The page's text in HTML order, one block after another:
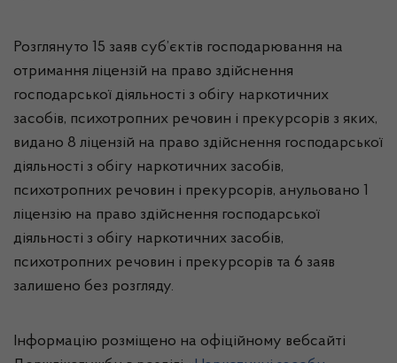
Розглянуто 15 заяв суб’єктів господарювання на
отримання ліцензій на право здійснення
господарської діяльності з обігу наркотичних
засобів, психотропних речовин і прекурсорів з яких,
видано 8 ліцензій на право здійснення господарської
діяльності з обігу наркотичних засобів,
психотропних речовин і прекурсорів, анульовано 1
ліцензію на право здійснення господарської
діяльності з обігу наркотичних засобів,
психотропних речовин і прекурсорів та 6 заяв
залишено без розгляду.
Інформацію розміщено на офіційному вебсайті